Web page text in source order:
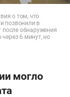
о том, что
позвонили в
после обнаружения
6 минут, но
могло